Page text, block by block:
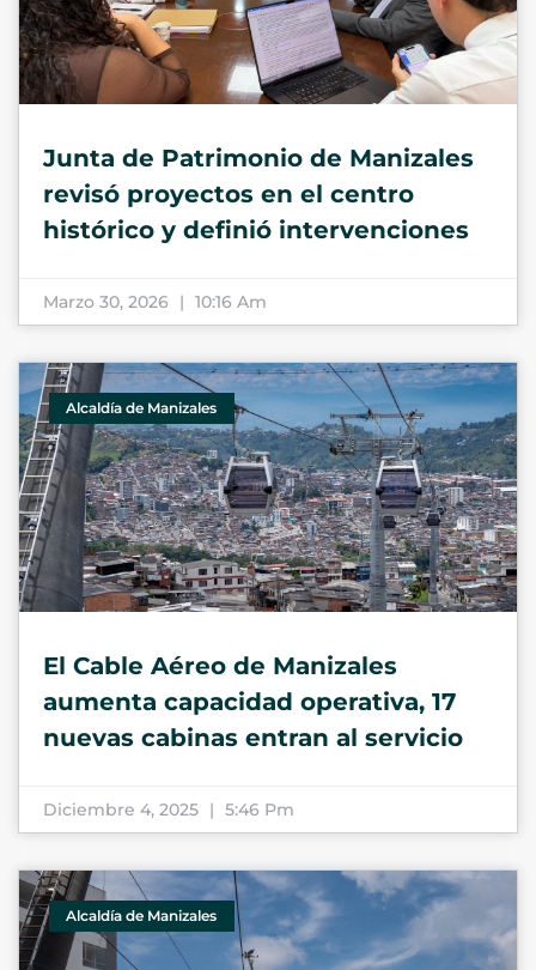
Junta de Patrimonio de Manizales
revisó proyectos en el centro
histórico y definió intervenciones
Marzo 30, 2026 10:16 Am
Alcaldía de Manizales
El Cable Aéreo de Manizales
aumenta capacidad operativa, 17
nuevas cabinas entran al servicio
Diciembre 4, 2025 5:46 Pm
Alcaldía de Manizales